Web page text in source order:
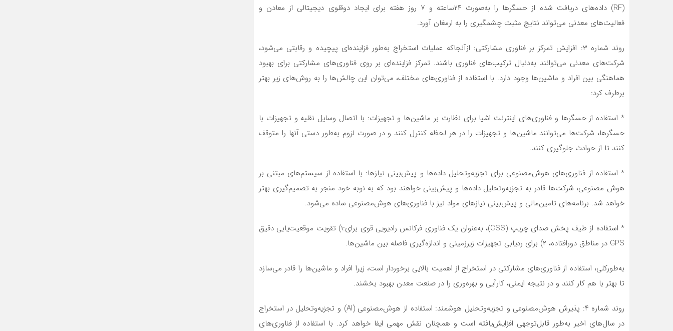
(RF) داده‌های دریافت شده از حسگرها را به‌‌‌‌‌صورت ۲۴ساعته و ۷ روز هفته برای ایجاد دوقلوی دیجیتالی از معادن و
فعالیت‌های معدنی می‌تواند نتایج مثبت چشمگیری را به ارمغان آورد.
روند شماره ۳: افزایش تمرکز بر فناوری مشارکتی: ازآنجاکه عملیات استخراج به‌طور فزاینده‌ای پیچیده و رقابتی می‌شود،
شرکت‌های معدنی می‌توانند به‌دنبال ترکیب‌‌‌‌‌های فناوری باشند. تمرکز فزاینده‌ای بر روی فناوری‌های مشارکتی برای بهبود
هماهنگی بین افراد و ماشین‌‌‌‌‌ها وجود دارد. با استفاده از فناوری‌های مختلف، می‌توان این چالش‌ها را به روش‌های زیر بهتر
برطرف کرد:
* استفاده از حسگرها و فناوری‌های اینترنت اشیا برای نظارت بر ماشین‌‌‌‌‌ها و تجهیزات: با اتصال وسایل نقلیه و تجهیزات با
حسگرها، شرکت‌ها می‌توانند ماشین‌‌‌‌‌ها و تجهیزات را در هر لحظه کنترل کنند و در صورت لزوم به‌طور دستی آنها را متوقف
کنند تا از حوادث جلوگیری کنند.
* استفاده از فناوری‌های هوش‌مصنوعی برای تجزیه‌‌‌‌‌وتحلیل داده‌ها و پیش‌بینی نیازها: با استفاده از سیستم‌‌‌‌‌های مبتنی بر
هوش مصنوعی، شرکت‌ها قادر به تجزیه‌‌‌‌‌وتحلیل داده‌ها و پیش‌بینی خواهند بود که به نوبه خود منجر به تصمیم‌گیری بهتر
خواهد شد. برنامه‌های تامین‌مالی و پیش‌بینی نیازهای مواد نیز با فناوری‌های هوش‌مصنوعی ساده می‌شود.
* استفاده از طیف پخش صدای چریپ (CSS)، به‌عنوان یک فناوری فرکانس رادیویی قوی برای:۱) تقویت موقعیت‌‌‌‌‌یابی دقیق
GPS در مناطق دورافتاده، ۲) برای ردیابی تجهیزات زیرزمینی و اندازه‌‌‌‌‌گیری فاصله بین ماشین‌‌‌‌‌ها.
به‌‌‌‌‌طورکلی، استفاده از فناوری‌های مشارکتی در استخراج از اهمیت بالایی برخوردار است، زیرا افراد و ماشین‌‌‌‌‌ها را قادر می‌سازد
تا بهتر با هم کار کنند و در نتیجه ایمنی، کارآیی و بهره‌‌‌‌‌وری را در صنعت معدن بهبود بخشند.
روند شماره ۴: پذیرش هوش‌مصنوعی و تجزیه‌‌‌‌‌وتحلیل هوشمند: استفاده از هوش‌مصنوعی (AI) و تجزیه‌‌‌‌‌وتحلیل در استخراج
در سال‌های اخیر به‌طور قابل‌‌‌‌‌توجهی افزایش‌‌‌‌‌یافته است و همچنان نقش مهمی ایفا خواهد کرد. با استفاده از فناوری‌های